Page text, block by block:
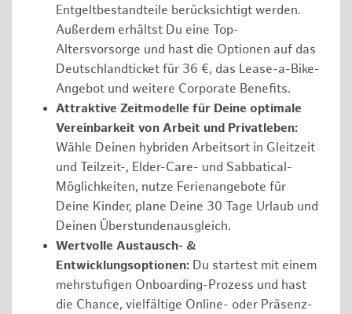
Entgeltbestandteile berücksichtigt werden.
Außerdem erhältst Du eine Top-
Altersvorsorge und hast die Optionen auf das
Deutschlandticket für 36 €, das Lease-a-Bike-
Angebot und weitere Corporate Benefits.
Attraktive Zeitmodelle für Deine optimale
Vereinbarkeit von Arbeit und Privatleben:
Wähle Deinen hybriden Arbeitsort in Gleitzeit
und Teilzeit-, Elder-Care- und Sabbatical-
Möglichkeiten, nutze Ferienangebote für
Deine Kinder, plane Deine 30 Tage Urlaub und
Deinen Überstundenausgleich.
Wertvolle Austausch- &
Entwicklungsoptionen: Du startest mit einem
mehrstufigen Onboarding-Prozess und hast
die Chance, vielfältige Online- oder Präsenz-